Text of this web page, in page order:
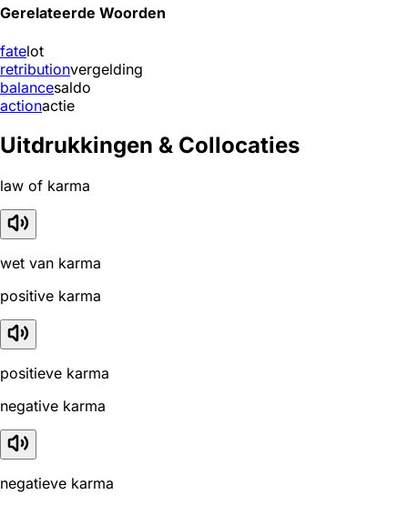
Gerelateerde Woorden
fatelot
retributionvergelding
balancesaldo
actionactie
Uitdrukkingen & Collocaties
law of karma
wet van karma
positive karma
positieve karma
negative karma
negatieve karma